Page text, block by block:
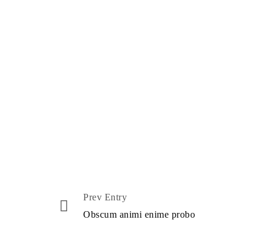
Prev Entry
Obscum animi enime probo